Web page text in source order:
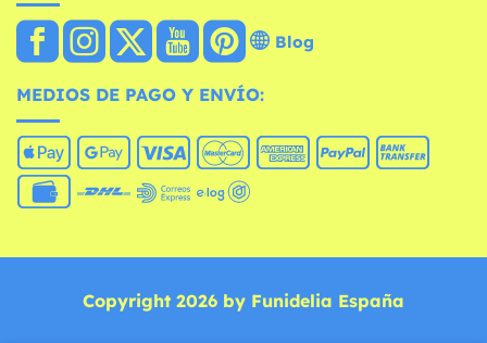
Blog
MEDIOS DE PAGO Y ENVÍO:
Copyright 2026 by Funidelia España